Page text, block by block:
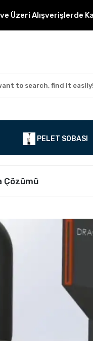
Üzeri Alışverişlerde
PELET SOBASI
Çözümü